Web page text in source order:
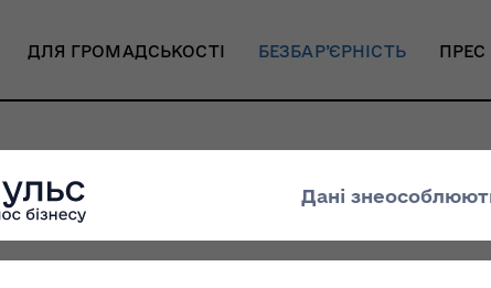
ДЛЯ ГРОМАДСЬКОСТІ БЕЗБАР’ЄРНІСТЬ ПРЕС